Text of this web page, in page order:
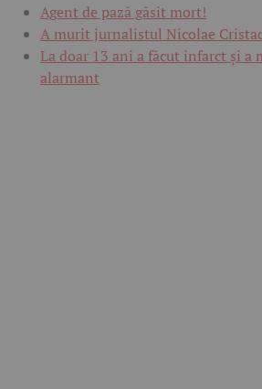
Agent de pază găsit mort!
A murit jurnalistul Nicolae
La doar 13 ani a făcut infarct și
alarmant